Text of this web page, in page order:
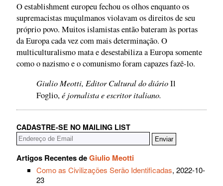
O establishment europeu fechou os olhos enquanto os
supremacistas muçulmanos violavam os direitos de seu
próprio povo. Muitos islamistas então bateram às portas
da Europa cada vez com mais determinação. O
multiculturalismo mata e desestabiliza a Europa somente
como o nazismo e o comunismo foram capazes fazê-lo.
Giulio Meotti, Editor Cultural do diárioIl
Foglio,é jornalista e escritor italiano.
CADASTRE-SE NO MAILING LIST
Artigos Recentes deGiulio Meotti
Como as Civilizações Serão Identificadas, 2022-10-
23